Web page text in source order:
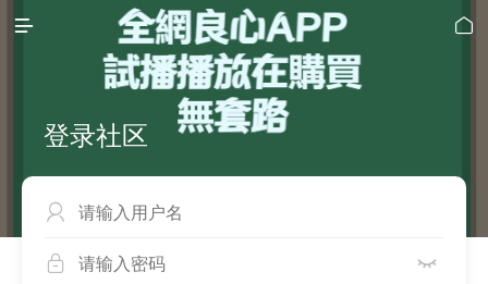
 
登录社区

 